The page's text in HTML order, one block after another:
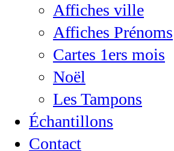
Affiches ville
Affiches Prénoms
Cartes 1ers mois
Noël
Les Tampons
Échantillons
Contact